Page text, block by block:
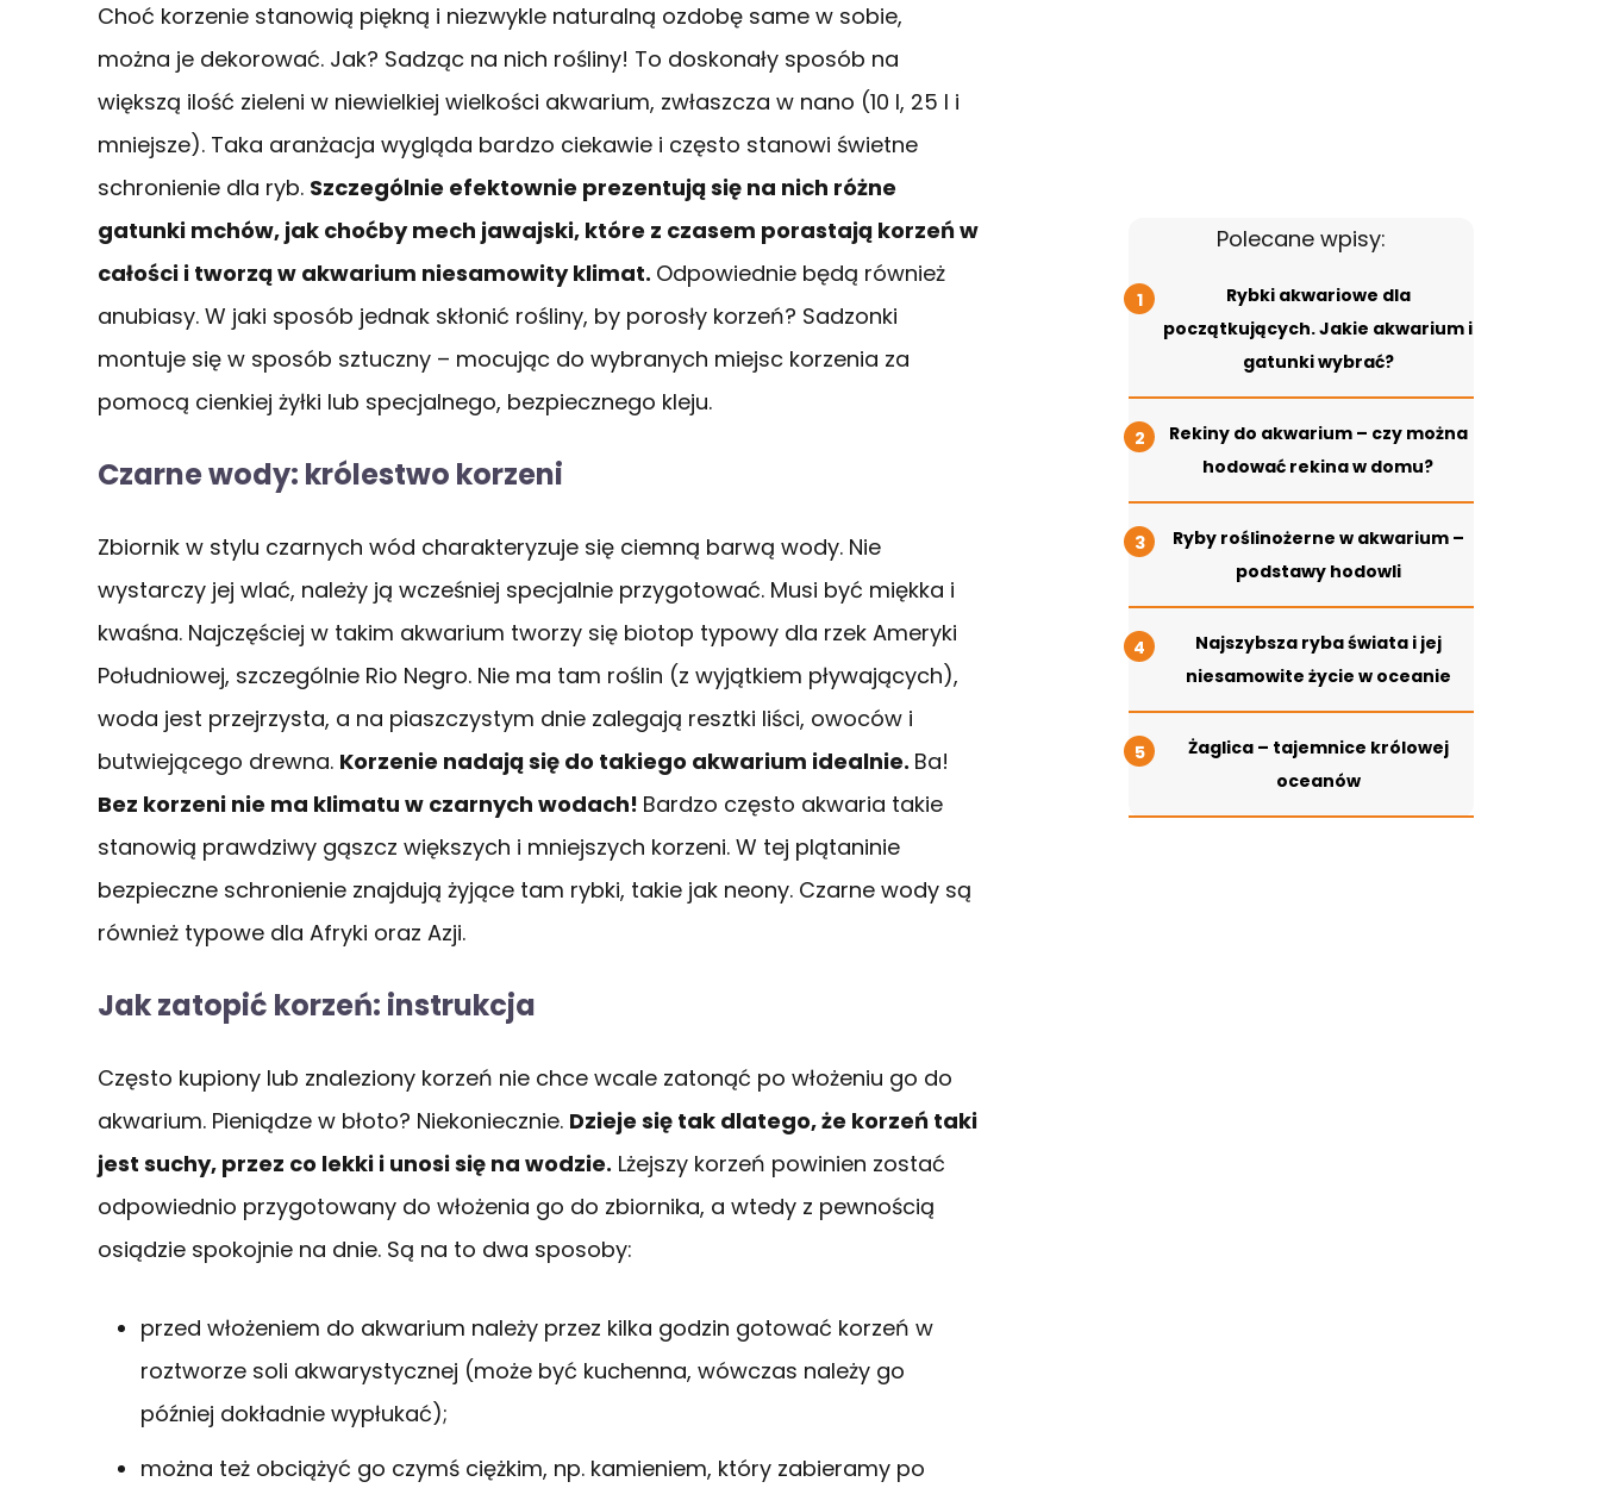
Choć korzenie stanowią piękną i niezwykle naturalną ozdobę same w sobie,
można je dekorować. Jak? Sadząc na nich rośliny! To doskonały sposób na
większą ilość zieleni w niewielkiej wielkości akwarium, zwłaszcza w nano (10 l, 25 l i
mniejsze). Taka aranżacja wygląda bardzo ciekawie i często stanowi świetne
schronienie dla ryb. Szczególnie efektownie prezentują się na nich różne
gatunki mchów, jak choćby mech jawajski, które z czasem porastają korzeń w
całości i tworzą w akwarium niesamowity klimat. Odpowiednie będą również
anubiasy. W jaki sposób jednak skłonić rośliny, by porosły korzeń? Sadzonki
montuje się w sposób sztuczny – mocując do wybranych miejsc korzenia za
pomocą cienkiej żyłki lub specjalnego, bezpiecznego kleju.
Czarne wody: królestwo korzeni
Zbiornik w stylu czarnych wód charakteryzuje się ciemną barwą wody. Nie
wystarczy jej wlać, należy ją wcześniej specjalnie przygotować. Musi być miękka i
kwaśna. Najczęściej w takim akwarium tworzy się biotop typowy dla rzek Ameryki
Południowej, szczególnie Rio Negro. Nie ma tam roślin (z wyjątkiem pływających),
woda jest przejrzysta, a na piaszczystym dnie zalegają resztki liści, owoców i
butwiejącego drewna. Korzenie nadają się do takiego akwarium idealnie. Ba!
Bez korzeni nie ma klimatu w czarnych wodach! Bardzo często akwaria takie
stanowią prawdziwy gąszcz większych i mniejszych korzeni. W tej plątaninie
bezpieczne schronienie znajdują żyjące tam rybki, takie jak neony. Czarne wody są
również typowe dla Afryki oraz Azji.
Jak zatopić korzeń: instrukcja
Często kupiony lub znaleziony korzeń nie chce wcale zatonąć po włożeniu go do
akwarium. Pieniądze w błoto? Niekoniecznie. Dzieje się tak dlatego, że korzeń taki
jest suchy, przez co lekki i unosi się na wodzie. Lżejszy korzeń powinien zostać
odpowiednio przygotowany do włożenia go do zbiornika, a wtedy z pewnością
osiądzie spokojnie na dnie. Są na to dwa sposoby:
przed włożeniem do akwarium należy przez kilka godzin gotować korzeń w
roztworze soli akwarystycznej (może być kuchenna, wówczas należy go
później dokładnie wypłukać);
można też obciążyć go czymś ciężkim, np. kamieniem, który zabieramy po
Polecane wpisy:
Rybki akwariowe dla
początkujących. Jakie akwarium i
gatunki wybrać?
Rekiny do akwarium – czy można
hodować rekina w domu?
Ryby roślinożerne w akwarium –
podstawy hodowli
Najszybsza ryba świata i jej
niesamowite życie w oceanie
Żaglica – tajemnice królowej
oceanów